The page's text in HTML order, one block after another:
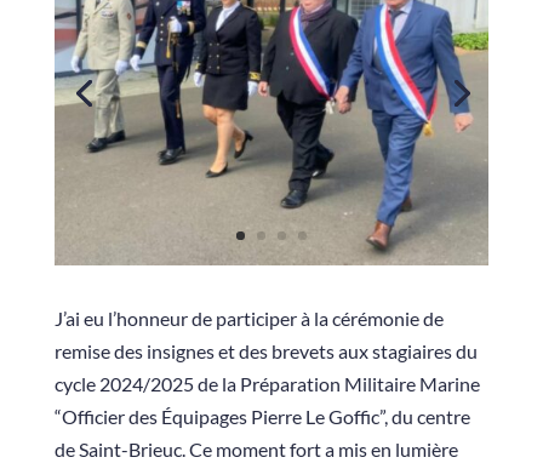
J’ai eu l’honneur de participer à la cérémonie de
remise des insignes et des brevets aux stagiaires du
cycle 2024/2025 de la Préparation Militaire Marine
“Officier des Équipages Pierre Le Goffic”, du centre
de Saint-Brieuc. Ce moment fort a mis en lumière